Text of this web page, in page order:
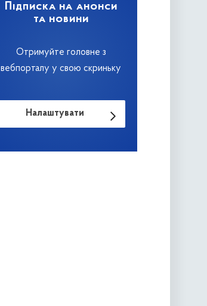
Підписка на анонси
та новини
Отримуйте головне з
вебпорталу у свою скриньку
Налаштувати